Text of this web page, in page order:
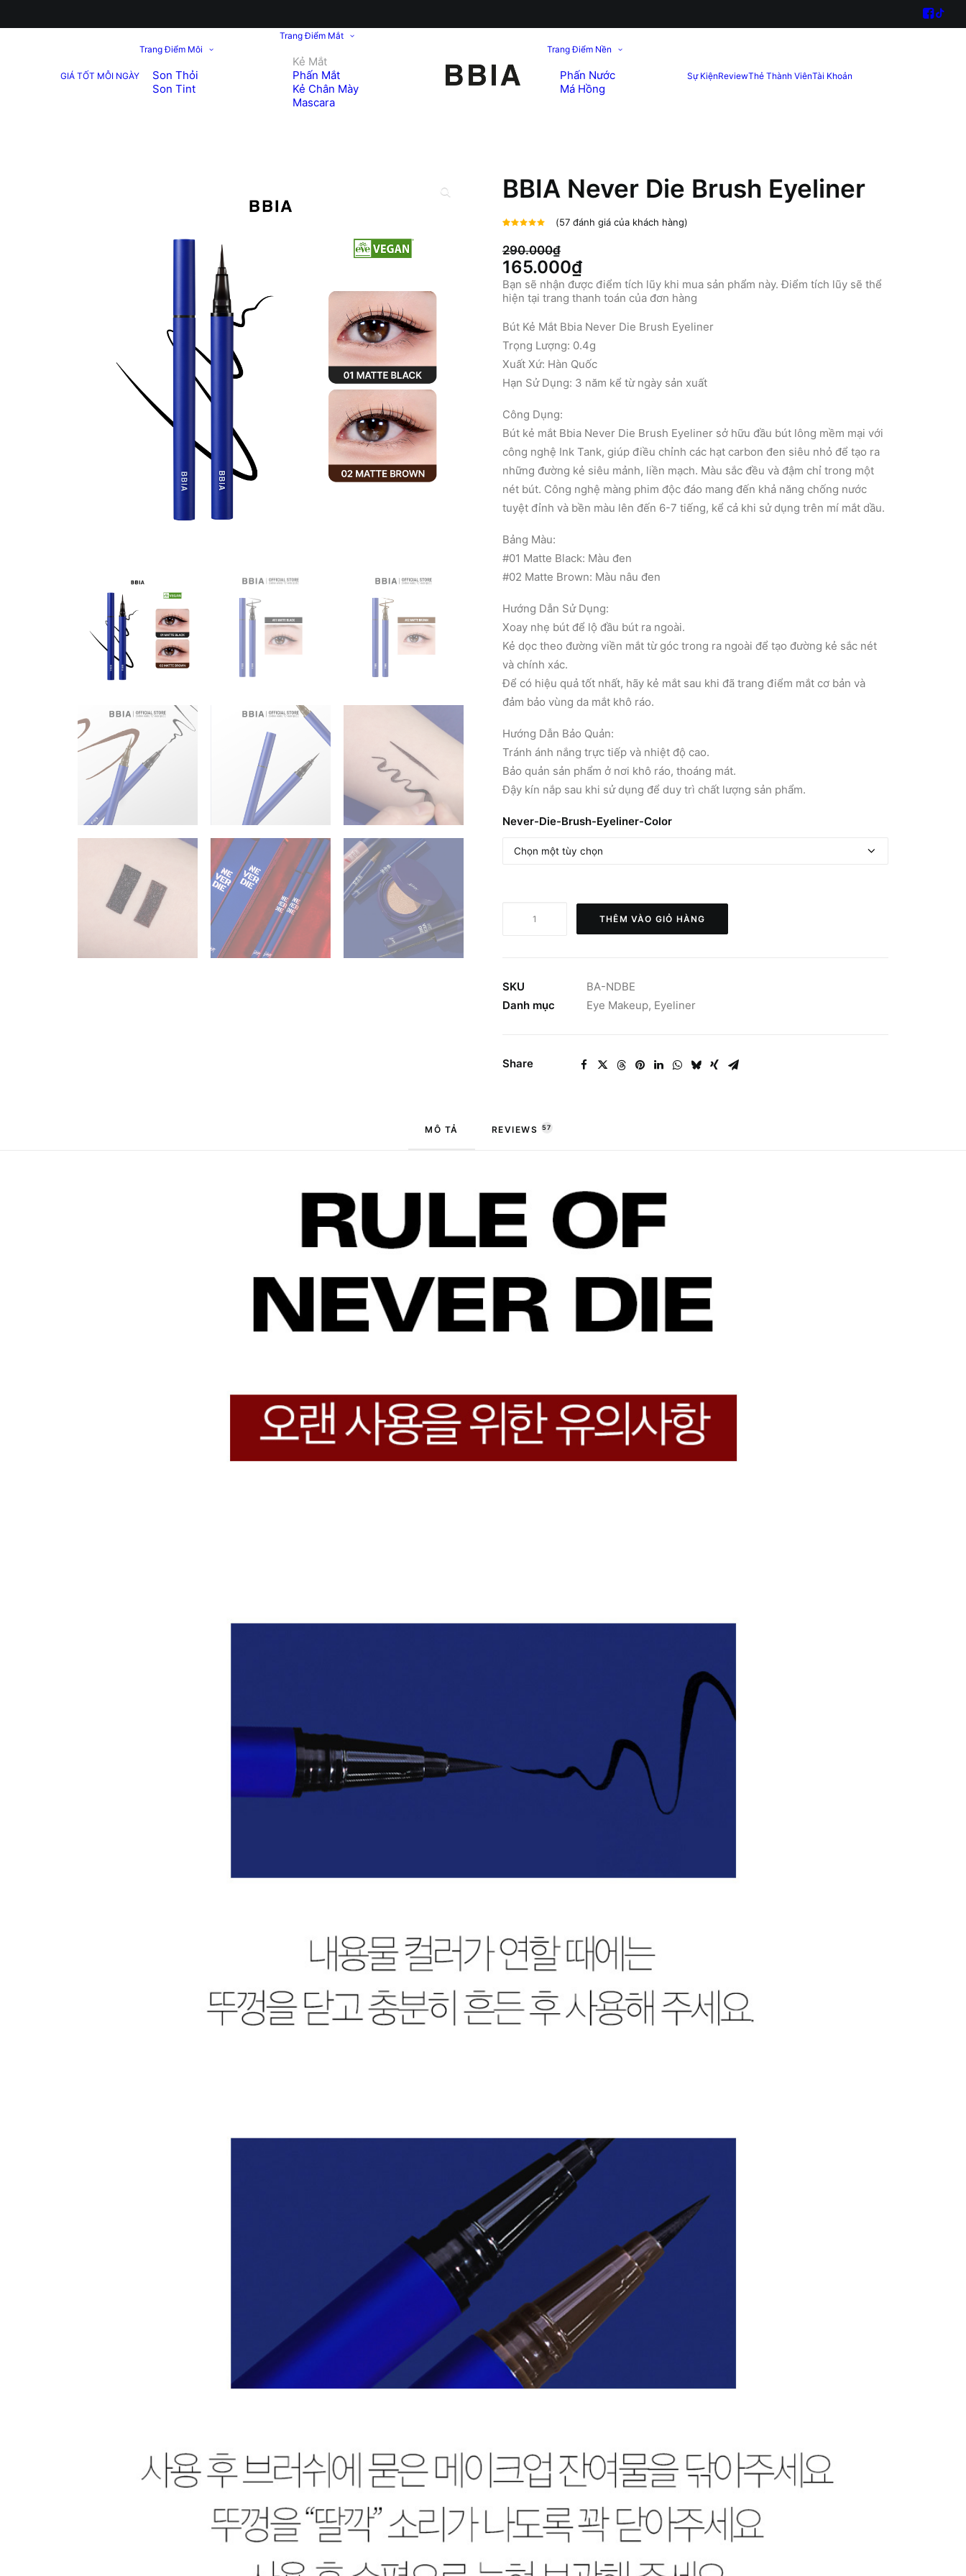
GIÁ TỐT MỖI NGÀY
Trang Điểm Môi
Son Thỏi
Son Tint
Trang Điểm Mắt
Kẻ Mắt
Phấn Mắt
Kẻ Chân Mày
Mascara
Trang Điểm Nền
Phấn Nước
Má Hồng
Sự KiệnReviewThẻ Thành ViênTài Khoản
BBIA Never Die Brush Eyeliner
5 dựa
trên
đánh
giá
(57đánh giá của khách hàng)
290.000₫
Giá
gốc
là:
290.000₫.
165.000₫Giá
hiện
tại
là:
165.000₫.
Bạn sẽ nhận được điểm tích lũy khi mua sản phẩm này. Điểm tích lũy sẽ thể
hiện tại trang thanh toán của đơn hàng
Bút Kẻ Mắt Bbia Never Die Brush Eyeliner
Trọng Lượng: 0.4g
Xuất Xứ: Hàn Quốc
Hạn Sử Dụng: 3 năm kể từ ngày sản xuất
Công Dụng:
Bút kẻ mắt Bbia Never Die Brush Eyeliner sở hữu đầu bút lông mềm mại với
công nghệ Ink Tank, giúp điều chỉnh các hạt carbon đen siêu nhỏ để tạo ra
những đường kẻ siêu mảnh, liền mạch. Màu sắc đều và đậm chỉ trong một
nét bút. Công nghệ màng phim độc đáo mang đến khả năng chống nước
tuyệt đỉnh và bền màu lên đến 6-7 tiếng, kể cả khi sử dụng trên mí mắt dầu.
Bảng Màu:
#01 Matte Black: Màu đen
#02 Matte Brown: Màu nâu đen
Hướng Dẫn Sử Dụng:
Xoay nhẹ bút để lộ đầu bút ra ngoài.
Kẻ dọc theo đường viền mắt từ góc trong ra ngoài để tạo đường kẻ sắc nét
và chính xác.
Để có hiệu quả tốt nhất, hãy kẻ mắt sau khi đã trang điểm mắt cơ bản và
đảm bảo vùng da mắt khô ráo.
Hướng Dẫn Bảo Quản:
Tránh ánh nắng trực tiếp và nhiệt độ cao.
Bảo quản sản phẩm ở nơi khô ráo, thoáng mát.
Đậy kín nắp sau khi sử dụng để duy trì chất lượng sản phẩm.
Never-Die-Brush-Eyeliner-Color
Eyeliner
số
THÊM VÀO GIỎ HÀNG
SKU
BA-NDBE
Danh mục
Eye Makeup, Eyeliner
Share
MÔ TẢ REVIEWS 57